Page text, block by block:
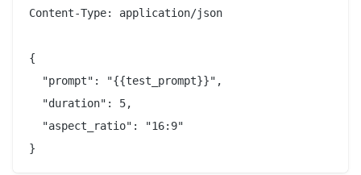
Content-Type: application/json
{
  "prompt": "{{test_prompt}}",
  "duration": 5,
  "aspect_ratio": "16:9"